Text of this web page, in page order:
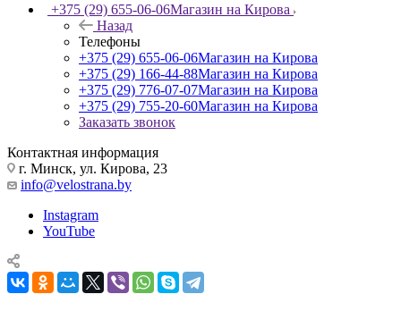
+375 (29) 655-06-06Магазин на Кирова
Назад
Телефоны
+375 (29) 655-06-06Магазин на Кирова
+375 (29) 166-44-88Магазин на Кирова
+375 (29) 776-07-07Магазин на Кирова
+375 (29) 755-20-60Магазин на Кирова
Заказать звонок
Контактная информация
г. Минск, ул. Кирова, 23
info@velostrana.by
Instagram
YouTube